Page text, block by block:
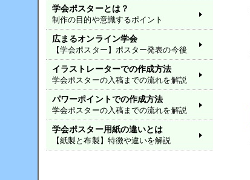
学会ポスターとは？
制作の目的や意識するポイント
広まるオンライン学会
【学会ポスター】ポスター発表の今後
イラストレーターでの作成方法
学会ポスターの入稿までの流れを解説
パワーポイントでの作成方法
学会ポスターの入稿までの流れを解説
学会ポスター用紙の違いとは
【紙製と布製】特徴や違いを解説